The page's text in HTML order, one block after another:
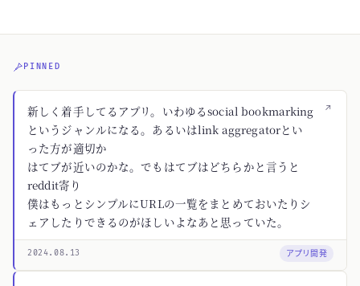
PINNED
↗
新しく着手してるアプリ。いわゆるsocial bookmarking
というジャンルになる。あるいはlink aggregatorとい
った方が適切か
はてブが近いのかな。でもはてブはどちらかと言うと
reddit寄り
僕はもっとシンプルにURLの一覧をまとめておいたりシ
ェアしたりできるのがほしいよなあと思っていた。
2024.08.13 アプリ開発